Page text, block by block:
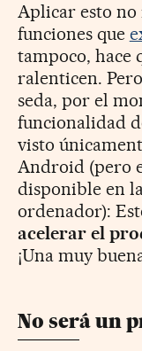
Aplicar esto
funciones que
tampoco, hace
ralenticen.
seda, por el
funcionalidad
visto
Android (pero
disponible en
ordenador):
acelerar el
¡Una muy
No será un